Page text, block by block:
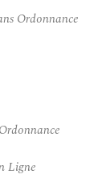
Ordonnance
Ligne